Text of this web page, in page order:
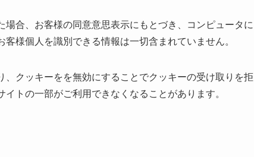
合、お客様の同意意思表示にもとづき、コンピュータに
様個人を識別できる情報は一切含まれていません。
クッキーをを無効にすることでクッキーの受け取りを拒
トの一部がご利用できなくなることがあります。